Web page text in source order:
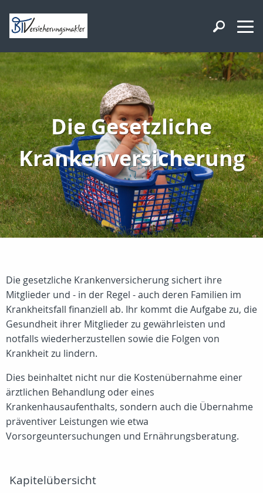
Die Gesetzliche
Krankenversicherung
Die gesetzliche Krankenversicherung sichert ihre
Mitglieder und - in der Regel - auch deren Familien im
Krankheitsfall finanziell ab. Ihr kommt die Aufgabe zu, die
Gesundheit ihrer Mitglieder zu gewährleisten und
notfalls wiederherzustellen sowie die Folgen von
Krankheit zu lindern.
Dies beinhaltet nicht nur die Kostenübernahme einer
ärztlichen Behandlung oder eines
Krankenhausaufenthalts, sondern auch die Übernahme
präventiver Leistungen wie etwa
Vorsorgeuntersuchungen und Ernährungsberatung.
Kapitelübersicht